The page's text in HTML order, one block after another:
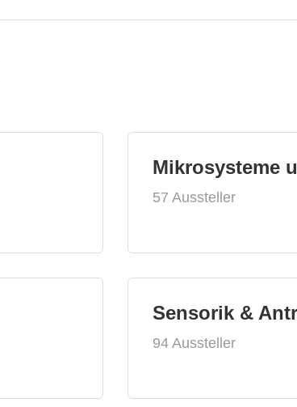
Mikrosysteme
57 Aussteller
Sensorik &
94 Aussteller